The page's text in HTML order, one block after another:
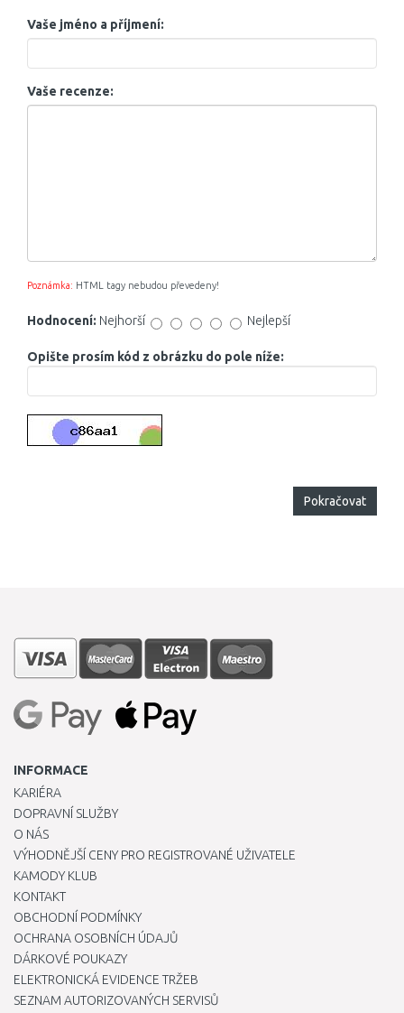
Vaše jméno a příjmení:
Vaše recenze:
Poznámka: HTML tagy nebudou převedeny!
Hodnocení: Nejhorší Nejlepší
Opište prosím kód z obrázku do pole níže:
Pokračovat
INFORMACE
KARIÉRA
DOPRAVNÍ SLUŽBY
O NÁS
VÝHODNĚJŠÍ CENY PRO REGISTROVANÉ UŽIVATELE
KAMODY KLUB
KONTAKT
OBCHODNÍ PODMÍNKY
OCHRANA OSOBNÍCH ÚDAJŮ
DÁRKOVÉ POUKAZY
ELEKTRONICKÁ EVIDENCE TRŽEB
SEZNAM AUTORIZOVANÝCH SERVISŮ